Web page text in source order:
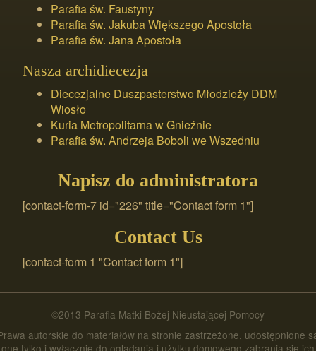
Parafia św. Faustyny
Parafia św. Jakuba Większego Apostoła
Parafia św. Jana Apostoła
Nasza archidiecezja
Diecezjalne Duszpasterstwo Młodzieży DDM
Wiosło
Kuria Metropolitarna w Gnieźnie
Parafia św. Andrzeja Boboli we Wszedniu
Napisz do administratora
[contact-form-7 id="226" title="Contact form 1"]
Contact Us
[contact-form 1 "Contact form 1"]
©2013 Parafia Matki Bożej Nieustającej Pomocy
autorskie do materiałów na stronie zastrzeżone, udostępnione
one tylko i wyłącznie do oglądania i użytku domowego zabrania się ich